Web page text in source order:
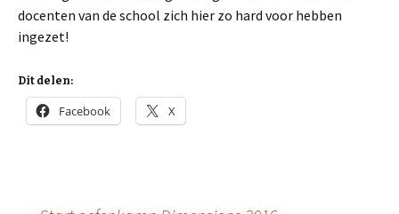
docenten van de school zich hier zo hard voor hebben
ingezet!
Dit delen:
Facebook X